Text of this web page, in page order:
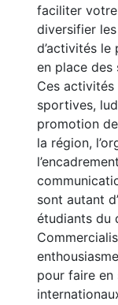
faciliter
diversifier
d’activités
en place
Ces
sportives,
promotion
la région,
sont autant
étudiants du
pour faire